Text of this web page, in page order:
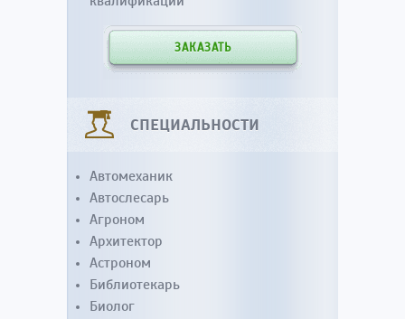
ЗАКАЗАТЬ
СПЕЦИАЛЬНОСТИ
Автомеханик
Автослесарь
Агроном
Архитектор
Астроном
Библиотекарь
Биолог